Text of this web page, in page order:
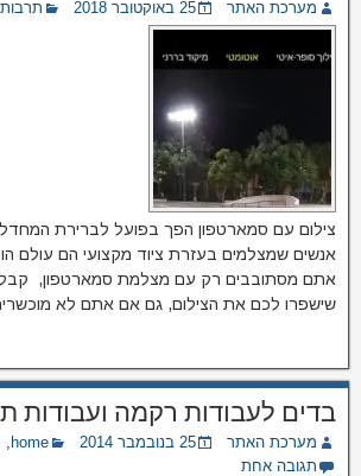
מערכת האתר 25 באוקטובר 2018 תרבות
צילום עם סמארטפון הפך בפועל לברירת
אנשים שמצלמים בעזרת ציוד מקצועי הם עולם
אתם מסתובבים רק עם מצלמת סמארטפון,
שישפרו לכם את הצילום, גם אם אתם לא
בדים לעבודות רקמה ועבודות
מערכת האתר 25 בנובמבר 2014 home
,
תגובה אחת